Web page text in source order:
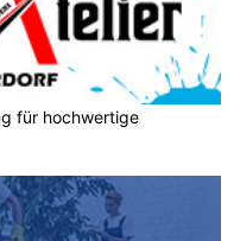
für hochwertige